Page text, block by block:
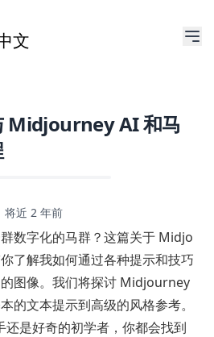
Midjourney AI 和马
将近 2 年前
数字化的马群？这篇关于 Midjo
了解我如何通过各种提示和技巧
图像。我们将探讨 Midjourney
的文本提示到高级的风格参考。
还是好奇的初学者，你都会找到